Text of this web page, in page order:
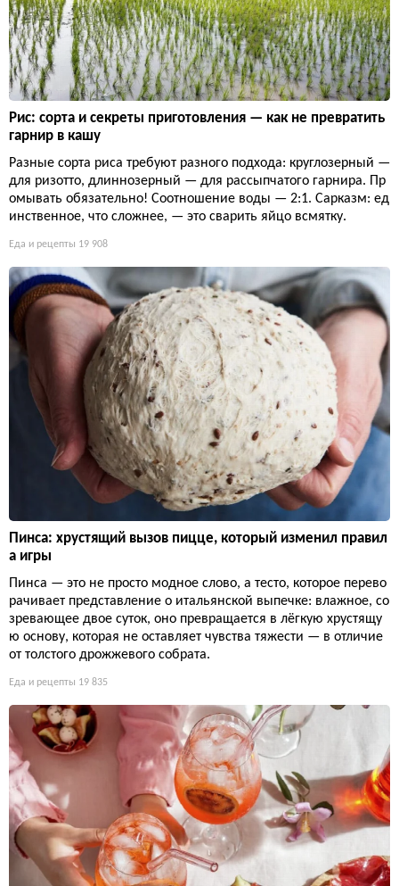
Рис: сорта и секреты приготовления — как не превратить
гарнир в кашу
Разные сорта риса требуют разного подхода: круглозерный —
для ризотто, длиннозерный — для рассыпчатого гарнира. Пр
омывать обязательно! Соотношение воды — 2:1. Сарказм: ед
инственное, что сложнее, — это сварить яйцо всмятку.
Еда и рецепты 19 908
Пинса: хрустящий вызов пицце, который изменил правил
а игры
Пинса — это не просто модное слово, а тесто, которое перево
рачивает представление о итальянской выпечке: влажное, со
зревающее двое суток, оно превращается в лёгкую хрустящу
ю основу, которая не оставляет чувства тяжести — в отличие
от толстого дрожжевого собрата.
Еда и рецепты 19 835